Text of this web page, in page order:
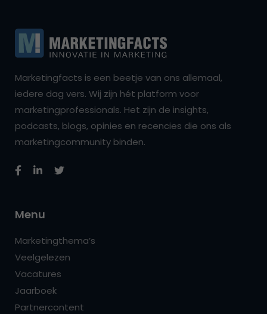
Marketingfacts is een beetje van ons allemaal,
iedere dag vers. Wij zijn hét platform voor
marketingprofessionals. Het zijn de insights,
podcasts, blogs, opinies en recencies die ons als
marketingcommunity binden.
Menu
Marketingthema’s
Veelgelezen
Vacatures
Jaarboek
Partnercontent